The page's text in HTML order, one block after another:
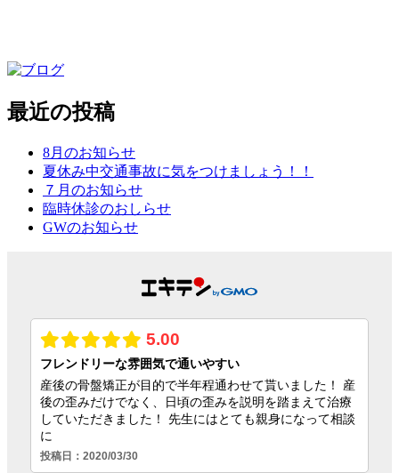
最近の投稿
8月のお知らせ
夏休み中交通事故に気をつけましょう！！
７月のお知らせ
臨時休診のおしらせ
GWのお知らせ